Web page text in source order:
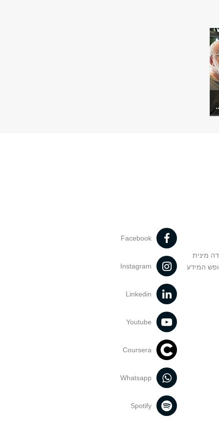
מינית
המידע
Facebook
Instagram
Linkedin
Youtube
Coursera
Whatsapp
Spotify